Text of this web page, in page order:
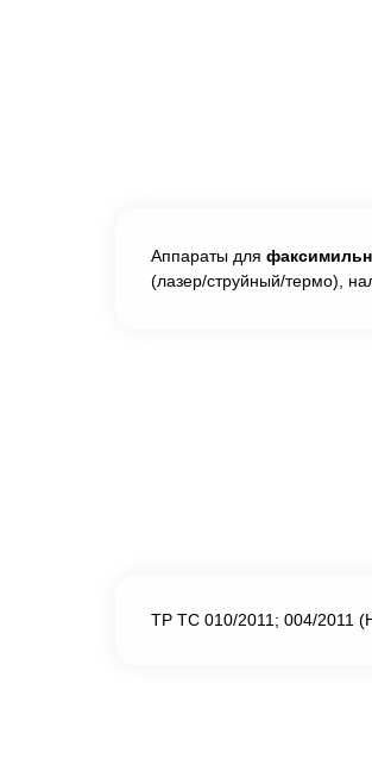
Аппараты для
(лазер/струйный/термо),
ТР ТС 010/2011; 004/2011